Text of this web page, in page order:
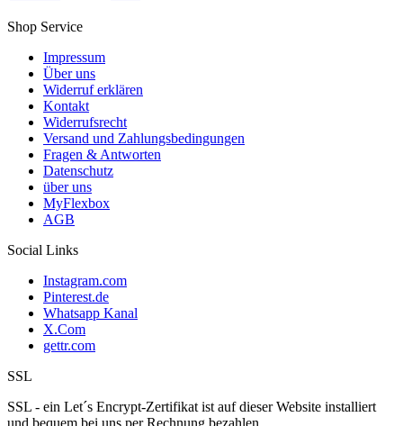
Shop Service
Impressum
Über uns
Widerruf erklären
Kontakt
Widerrufsrecht
Versand und Zahlungsbedingungen
Fragen & Antworten
Datenschutz
über uns
MyFlexbox
AGB
Social Links
Instagram.com
Pinterest.de
Whatsapp Kanal
X.Com
gettr.com
SSL
SSL - ein Let´s Encrypt-Zertifikat ist auf dieser Website installiert
und bequem bei uns per Rechnung bezahlen